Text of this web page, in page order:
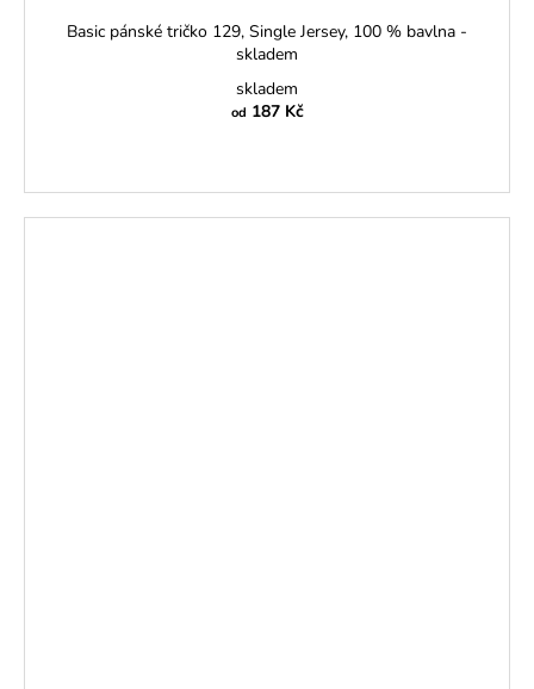
Basic pánské tričko 129, Single Jersey, 100 % bavlna -
skladem
skladem
od 187 Kč